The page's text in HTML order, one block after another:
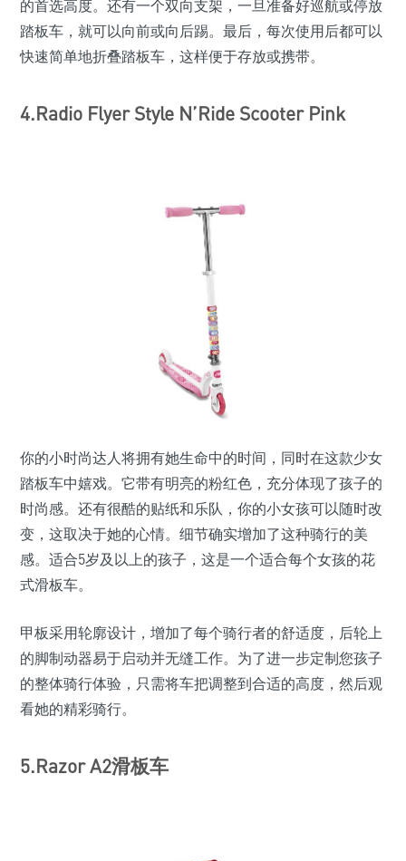
的首选高度。还有一个双向支架，一旦准备好巡航或停放
踏板车，就可以向前或向后踢。最后，每次使用后都可以
快速简单地折叠踏板车，这样便于存放或携带。
4.Radio Flyer Style N’Ride Scooter Pink
你的小时尚达人将拥有她生命中的时间，同时在这款少女
踏板车中嬉戏。它带有明亮的粉红色，充分体现了孩子的
时尚感。还有很酷的贴纸和乐队，你的小女孩可以随时改
变，这取决于她的心情。细节确实增加了这种骑行的美
感。适合5岁及以上的孩子，这是一个适合每个女孩的花
式滑板车。
甲板采用轮廓设计，增加了每个骑行者的舒适度，后轮上
的脚制动器易于启动并无缝工作。为了进一步定制您孩子
的整体骑行体验，只需将车把调整到合适的高度，然后观
看她的精彩骑行。
5.Razor A2滑板车